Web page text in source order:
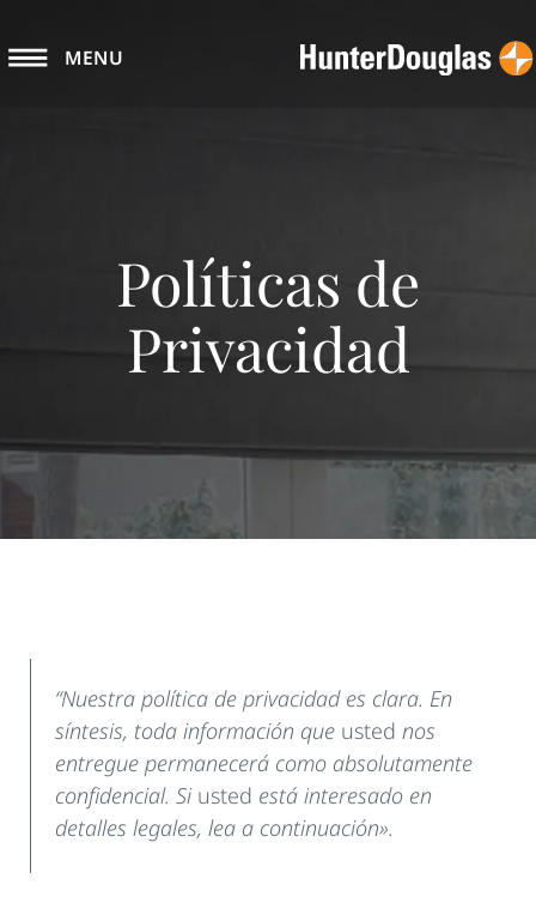
MENU
Políticas de
Privacidad
“Nuestra política de privacidad es clara. En
síntesis, toda información que usted nos
entregue permanecerá como absolutamente
confidencial. Si usted está interesado en
detalles legales, lea a continuación».